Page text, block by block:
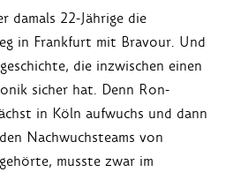
damals 22-Jährige die
in Frankfurt mit Bravour. Und
die inzwischen einen
sicher hat. Denn Ron-
in Köln aufwuchs und dann
Nachwuchsteams von
musste zwar im